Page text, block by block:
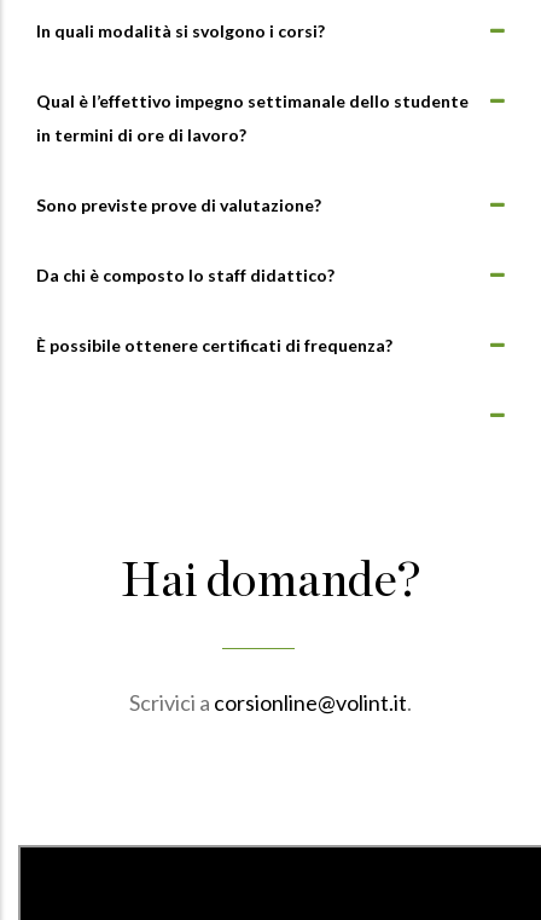
In quali modalità si svolgono i corsi?
Qual è l’effettivo impegno settimanale dello studente
in termini di ore di lavoro?
Sono previste prove di valutazione?
Da chi è composto lo staff didattico?
È possibile ottenere certificati di frequenza?
Hai domande?
Scrivici a corsionline@volint.it.